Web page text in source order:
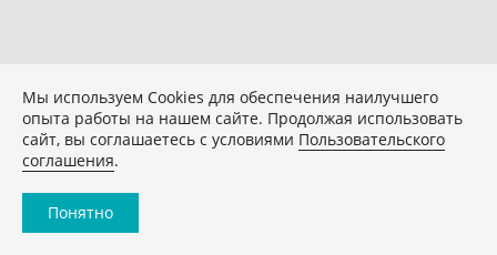
Мы используем Сookies для обеспечения наилучшего
опыта работы на нашем сайте. Продолжая использовать
сайт, вы соглашаетесь с условиями Пользовательского
соглашения.
Понятно